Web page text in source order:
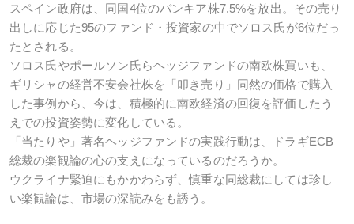
スペイン政府は、同国4位のバンキア株7.5%を放出。その売り
出しに応じた95のファンド・投資家の中でソロス氏が6位だっ
たとされる。
ソロス氏やポールソン氏らヘッジファンドの南欧株買いも、
ギリシャの経営不安会社株を「叩き売り」同然の価格で購入
した事例から、今は、積極的に南欧経済の回復を評価したう
えでの投資姿勢に変化している。
「当たりや」著名ヘッジファンドの実践行動は、ドラギECB
総裁の楽観論の心の支えになっているのだろうか。
ウクライナ緊迫にもかかわらず、慎重な同総裁にしては珍し
い楽観論は、市場の深読みをも誘う。